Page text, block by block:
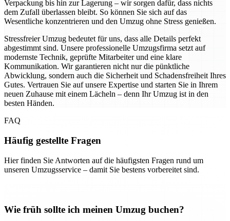
Verpackung bis hin zur Lagerung – wir sorgen dafür, dass nichts
dem Zufall überlassen bleibt. So können Sie sich auf das
Wesentliche konzentrieren und den Umzug ohne Stress genießen.
Stressfreier Umzug bedeutet für uns, dass alle Details perfekt
abgestimmt sind. Unsere professionelle Umzugsfirma setzt auf
modernste Technik, geprüfte Mitarbeiter und eine klare
Kommunikation. Wir garantieren nicht nur die pünktliche
Abwicklung, sondern auch die Sicherheit und Schadensfreiheit Ihres
Gutes. Vertrauen Sie auf unsere Expertise und starten Sie in Ihrem
neuen Zuhause mit einem Lächeln – denn Ihr Umzug ist in den
besten Händen.
FAQ
Häufig gestellte Fragen
Hier finden Sie Antworten auf die häufigsten Fragen rund um
unseren Umzugsservice – damit Sie bestens vorbereitet sind.
Wie früh sollte ich meinen Umzug buchen?